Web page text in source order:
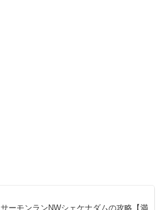
サーモンランNWシェケナダムの攻略【満